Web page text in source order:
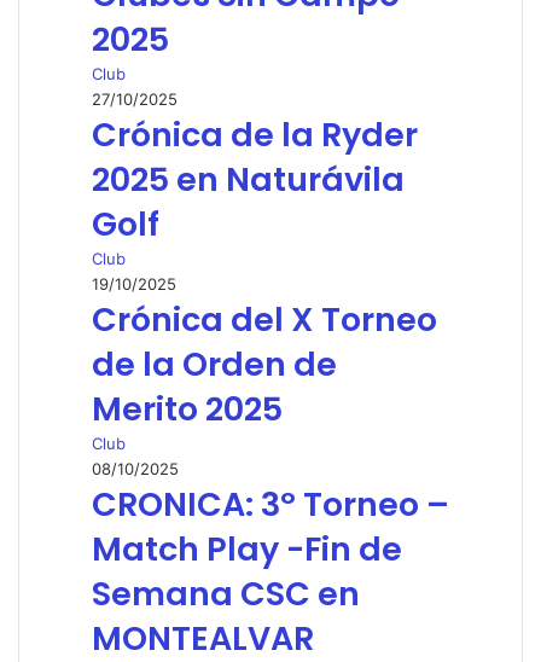
2025
Club
27/10/2025
Crónica de la Ryder
2025 en Naturávila
Golf
Club
19/10/2025
Crónica del X Torneo
de la Orden de
Merito 2025
Club
08/10/2025
CRONICA: 3º Torneo –
Match Play -Fin de
Semana CSC en
MONTEALVAR